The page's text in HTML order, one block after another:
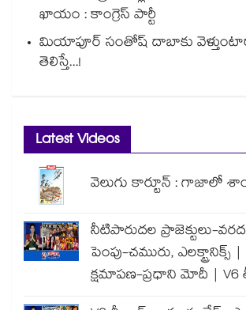
ఖాయం : కాంగ్రెస్ పార్టీ
మియాపూర్ సంతోష్ దాబాకు
తెలిస్తే...!
Latest Videos
వెలుగు కార్టూన్ : గాజాలో
నీటిపారుదల ప్రాజెక్టులు-
పెంపు-చమురు, ఎలక్ట్రానిక్స్
క్షమాపణ-ప్రధాని మోదీ | V6